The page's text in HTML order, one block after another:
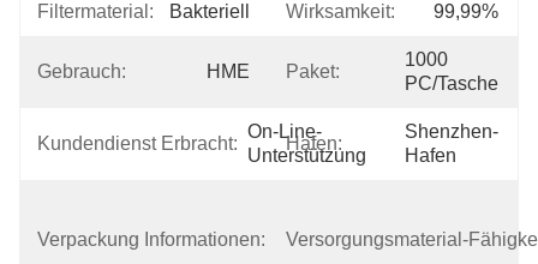
Filtermaterial: Bakteriell Wirksamkeit: 99,99%
Gebrauch: HME Paket:
1000
PC/Tasche
Kundendienst Erbracht:
On-Line-
Unterstützung
Hafen:
Shenzhen-
Hafen
Verpackung Informationen:
Kasten Der
Tasche
Versorgungsmaterial-